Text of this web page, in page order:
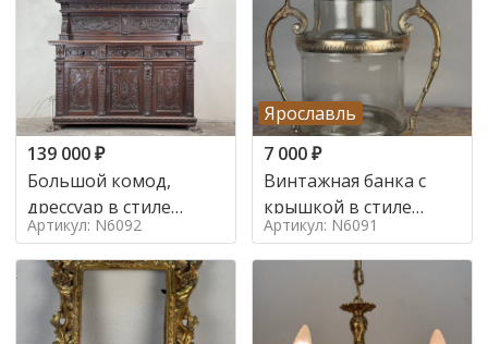
139 000₽
Большой комод,
дрессуар в стиле
ренессанс,
Артикул: N6092
Ярославль
7 000₽
Винтажная банка с
крышкой в стиле
Италия,
Артикул: N6091